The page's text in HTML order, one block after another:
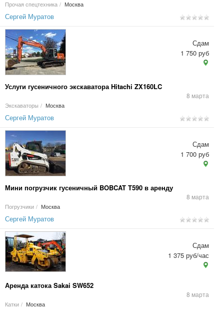
Прочая спецтехника / Москва
Сергей Муратов
Услуги гусеничного экскаватора Hitachi ZX160LC
8 марта
Экскаваторы / Москва
Сдам
1 750 руб
Сергей Муратов
Мини погрузчик гусеничный BOBCAT T590 в аренду
8 марта
Погрузчики / Москва
Сдам
1 700 руб
Сергей Муратов
Аренда катока Sakai SW652
8 марта
Катки / Москва
Сдам
1 375 руб/час